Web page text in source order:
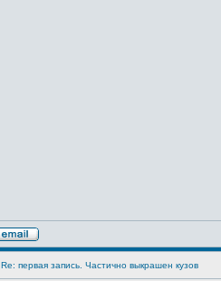
Re: первая запись. Частично выкрашен кузов